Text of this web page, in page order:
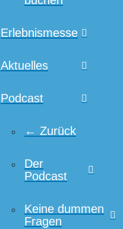
Erlebnismesse
Aktuelles
Podcast
← Zurück
Der
Podcast
Keine dummen
Fragen